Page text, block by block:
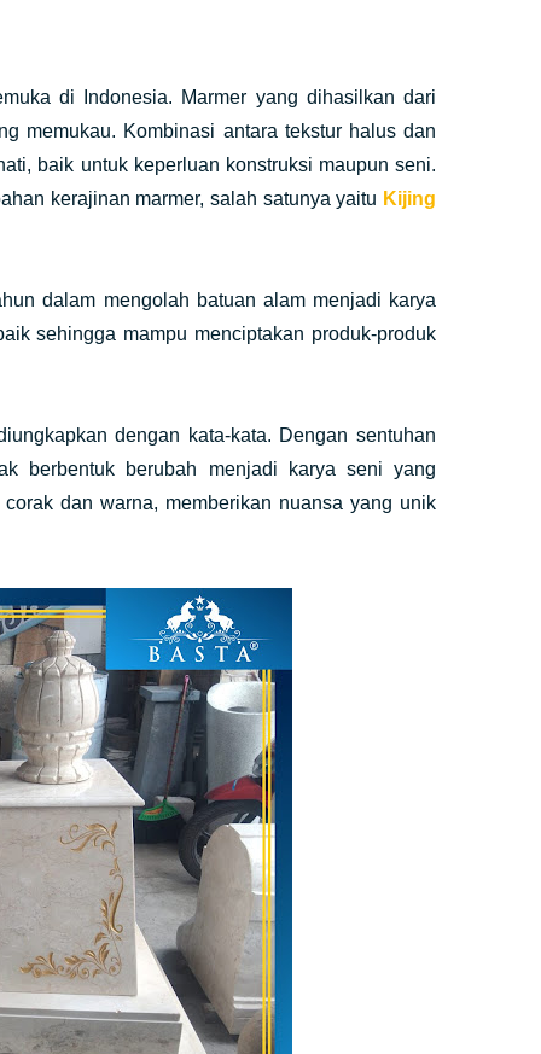
di Indonesia. Marmer yang dihasilkan dari
memukau. Kombinasi antara tekstur halus dan
baik untuk keperluan konstruksi maupun seni.
kerajinan marmer, salah satunya yaitu Kijing
dalam mengolah batuan alam menjadi karya
sehingga mampu menciptakan produk-produk
dengan kata-kata. Dengan sentuhan
berbentuk berubah menjadi karya seni yang
dan warna, memberikan nuansa yang unik